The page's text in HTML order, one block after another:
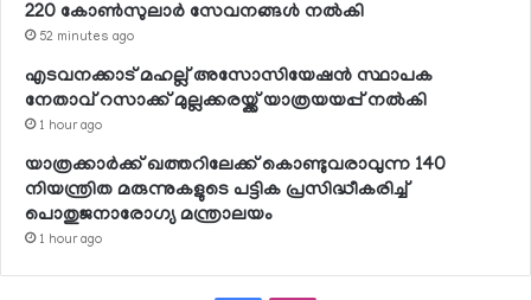
220 കോണ്‍സുലാര്‍ സേവനങ്ങള്‍ നല്‍കി
52 minutes ago
എടവനക്കാട് മഹല്ല് അസോസിയേഷന്‍ സ്ഥാപക
നേതാവ് റസാക്ക് മുല്ലക്കരയ്ക്ക് യാത്രയയപ്പ് നല്‍കി
1 hour ago
യാത്രക്കാര്‍ക്ക് ഖത്തറിലേക്ക് കൊണ്ടുവരാവുന്ന 140
നിയന്ത്രിത മരുന്നുകളുടെ പട്ടിക പ്രസിദ്ധീകരിച്ച്
പൊതുജനാരോഗ്യ മന്ത്രാലയം
1 hour ago